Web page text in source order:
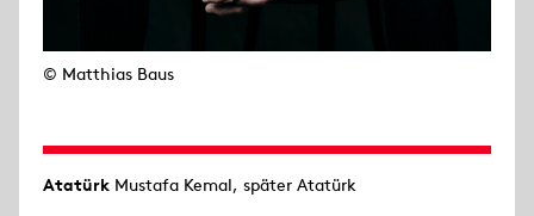
© Matthias Baus
Atatürk Mustafa Kemal, später Atatürk